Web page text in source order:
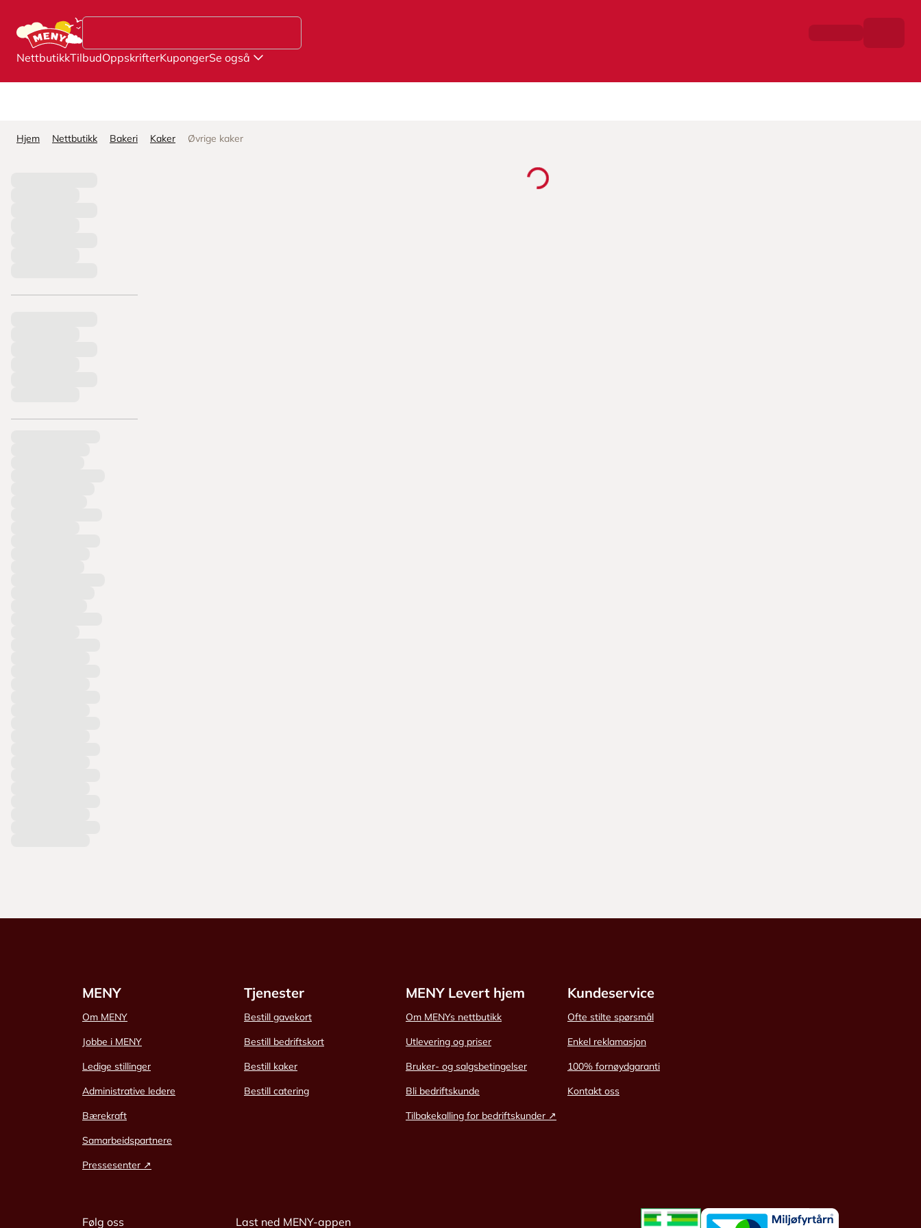
NettbutikkTilbudOppskrifterKupongerSe også
Hjem Nettbutikk Bakeri Kaker Øvrige kaker
MENY
Om MENY
Jobbe i MENY
Ledige stillinger
Administrative ledere
Bærekraft
Samarbeidspartnere
Pressesenter ↗
Tjenester
Bestill gavekort
Bestill bedriftskort
Bestill kaker
Bestill catering
MENY Levert hjem
Om MENYs nettbutikk
Utlevering og priser
Bruker- og salgsbetingelser
Bli bedriftskunde
Tilbakekalling for bedriftskunder ↗
Kundeservice
Ofte stilte spørsmål
Enkel reklamasjon
100% fornøydgaranti
Kontakt oss
Følg oss Last ned MENY-appen